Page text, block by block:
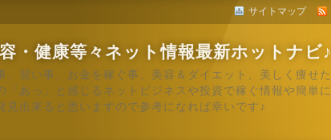
サイトマップ
・健康等々ネット情報最新ホットナビ♪
習い事、お金を稼ぐ事、美容＆ダイエット、美しく痩せた
あっ」と感じるネットビジネスや投資で稼ぐ情報や簡単に
出来ると思いますので参考になれば幸いです♪